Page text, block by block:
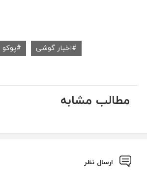
اخبار گوشی پوکو
مطالب مشابه
ارسال نظر